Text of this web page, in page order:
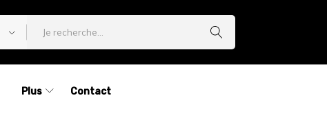
Plus Contact